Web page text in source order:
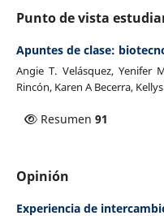
Punto de vista
Apuntes de clase:
Angie T. Velásquez, Yenifer
Rincón, Karen A Becerra,
Resumen 91
Opinión
Experiencia de